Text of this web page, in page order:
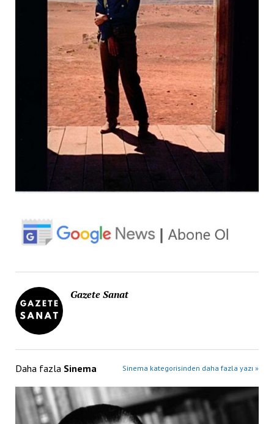
Gazete Sanat
Daha fazla Sinema Sinema kategorisinden daha fazla yazı »